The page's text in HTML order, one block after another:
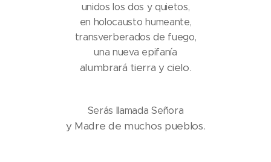
unidos los dos y quietos,
en holocausto humeante,
transverberados de fuego,
una nueva epifanía
alumbrará tierra y cielo.
Serás llamada Señora
y Madre de muchos pueblos.